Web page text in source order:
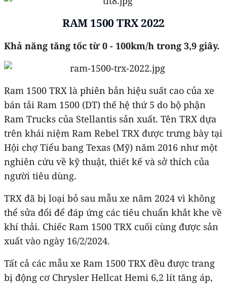
RAM 1500 TRX 2022
Khả năng tăng tốc từ 0 - 100km/h trong 3,9 giây.
Ram 1500 TRX là phiên bản hiệu suất cao của xe
bán tải Ram 1500 (DT) thế hệ thứ 5 do bộ phận
Ram Trucks của Stellantis sản xuất. Tên TRX dựa
trên khái niệm Ram Rebel TRX được trưng bày tại
Hội chợ Tiểu bang Texas (Mỹ) năm 2016 như một
nghiên cứu về kỹ thuật, thiết kế và sở thích của
người tiêu dùng.
TRX đã bị loại bỏ sau mẫu xe năm 2024 vì không
thể sửa đổi để đáp ứng các tiêu chuẩn khắt khe về
khí thải. Chiếc Ram 1500 TRX cuối cùng được sản
xuất vào ngày 16/2/2024.
Tất cả các mẫu xe Ram 1500 TRX đều được trang
bị động cơ Chrysler Hellcat Hemi 6,2 lít tăng áp,